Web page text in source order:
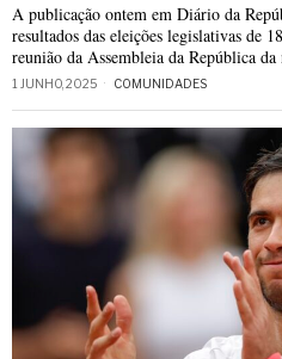
A publicação ontem em Diário da
resultados das eleições legislativas de
reunião da Assembleia da República
1 JUNHO, 2025 COMUNIDADES